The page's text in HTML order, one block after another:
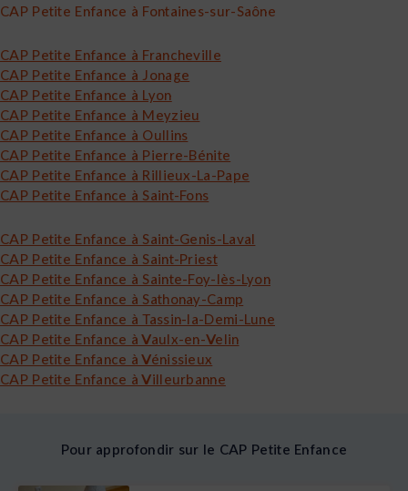
CAP Petite Enfance à Fontaines-sur-Saône
CAP Petite Enfance à Francheville
CAP Petite Enfance à Jonage
CAP Petite Enfance à Lyon
CAP Petite Enfance à Meyzieu
CAP Petite Enfance à Oullins
CAP Petite Enfance à Pierre-Bénite
CAP Petite Enfance à Rillieux-La-Pape
CAP Petite Enfance à Saint-Fons
CAP Petite Enfance à Saint-Genis-Laval
CAP Petite Enfance à Saint-Priest
CAP Petite Enfance à Sainte-Foy-lès-Lyon
CAP Petite Enfance à Sathonay-Camp
CAP Petite Enfance à Tassin-la-Demi-Lune
CAP Petite Enfance à Vaulx-en-Velin
CAP Petite Enfance à Vénissieux
CAP Petite Enfance à Villeurbanne
Pour approfondir sur le CAP Petite Enfance